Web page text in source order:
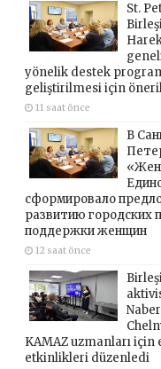
St.
yönelik destek
geliştirilmesi için
11 saat önce
В
сформировало
развитию городских
поддержки женщин
12 saat önce
KAMAZ uzmanları için
etkinlikleri düzenledi